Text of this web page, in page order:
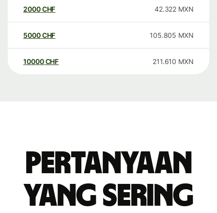
2000CHF 42.322 MXN
5000CHF 105.805 MXN
10000 CHF 211.610 MXN
Pertanyaan
yang sering